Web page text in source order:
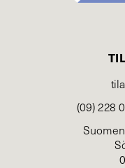
(09) 228